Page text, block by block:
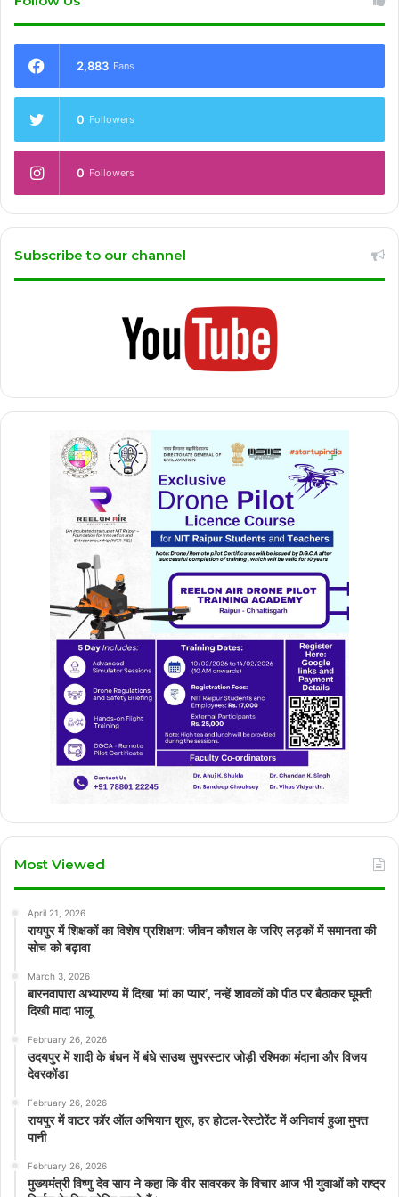
2,883 Fans
0 Followers
0 Followers
Subscribe to our channel
Most Viewed
April 21, 2026
रायपुर में शिक्षकों का विशेष प्रशिक्षण: जीवन कौशल के जरिए लड़कों में समानता की
सोच को बढ़ावा
March 3, 2026
बारनवापारा अभ्यारण्य में दिखा ‘मां का प्यार’, नन्हें शावकों को पीठ पर बैठाकर घूमती
दिखी मादा भालू
February 26, 2026
उदयपुर में शादी के बंधन में बंधे साउथ सुपरस्टार जोड़ी रश्मिका मंदाना और विजय
देवरकोंडा
February 26, 2026
रायपुर में वाटर फॉर ऑल अभियान शुरू, हर होटल-रेस्टोरेंट में अनिवार्य हुआ मुफ्त
पानी
February 26, 2026
मुख्यमंत्री विष्णु देव साय ने कहा कि वीर सावरकर के विचार आज भी युवाओं को राष्ट्र